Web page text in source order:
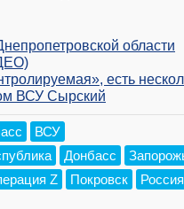
области
есть
ВСУ Сырский
ВСУ
Донбасс
Z Покровск
Россия